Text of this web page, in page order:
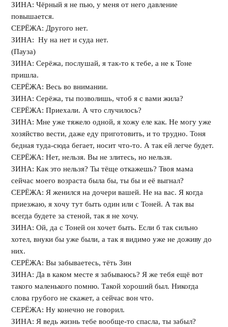
ЗИНА: Чёрный я не пью, у меня от него давление
повышается.
СЕРЁЖА: Другого нет.
ЗИНА: 󠄒 Ну на нет и суда нет.
(Пауза)
ЗИНА: Серёжа, послушай, я так-то к тебе, а не к Тоне
пришла.
СЕРЁЖА: Весь во внимании.
ЗИНА: Серёжа, ты позволишь, чтоб я с вами жила?
СЕРЁЖА: Приехали. А что случилось?
ЗИНА: Мне уже тяжело одной, я хожу еле как. Не могу уже
хозяйство вести, даже еду приготовить, и то трудно. Тоня
бедная туда-сюда бегает, носит что-то. А так ей легче будет.
СЕРЁЖА: Нет, нельзя. Вы не злитесь, но нельзя.
ЗИНА: Как это нельзя? Ты тёще откажешь? Твоя мама
сейчас моего возраста была бы, ты бы и её выгнал?
СЕРЁЖА: Я женился на дочери вашей. Не на вас. Я когда
приезжаю, я хочу тут быть один или с Тоней. А так вы
всегда будете за стеной, так я не хочу.
ЗИНА: Ой, да с Тоней он хочет быть. Если б так сильно
хотел, внуки бы уже были, а так я видимо уже не доживу до
них.
СЕРЁЖА: Вы забываетесь, тёть Зин
ЗИНА: Да в каком месте я забываюсь? Я же тебя ещё вот
такого маленького помню. Такой хороший был. Никогда
слова грубого не скажет, а сейчас вон что.
СЕРЁЖА: Ну конечно не говорил.
ЗИНА: Я ведь жизнь тебе вообще-то спасла, ты забыл?